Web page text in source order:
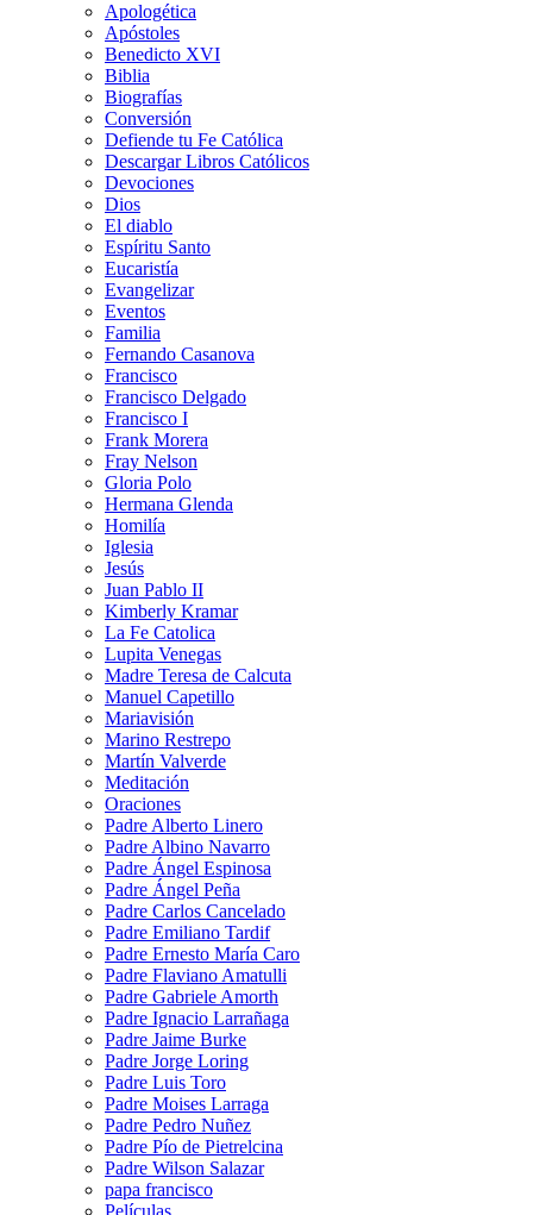
Apologética
Apóstoles
Benedicto XVI
Biblia
Biografías
Conversión
Defiende tu Fe Católica
Descargar Libros Católicos
Devociones
Dios
El diablo
Espíritu Santo
Eucaristía
Evangelizar
Eventos
Familia
Fernando Casanova
Francisco
Francisco Delgado
Francisco I
Frank Morera
Fray Nelson
Gloria Polo
Hermana Glenda
Homilía
Iglesia
Jesús
Juan Pablo II
Kimberly Kramar
La Fe Catolica
Lupita Venegas
Madre Teresa de Calcuta
Manuel Capetillo
Mariavisión
Marino Restrepo
Martín Valverde
Meditación
Oraciones
Padre Alberto Linero
Padre Albino Navarro
Padre Ángel Espinosa
Padre Ángel Peña
Padre Carlos Cancelado
Padre Emiliano Tardif
Padre Ernesto María Caro
Padre Flaviano Amatulli
Padre Gabriele Amorth
Padre Ignacio Larrañaga
Padre Jaime Burke
Padre Jorge Loring
Padre Luis Toro
Padre Moises Larraga
Padre Pedro Nuñez
Padre Pío de Pietrelcina
Padre Wilson Salazar
papa francisco